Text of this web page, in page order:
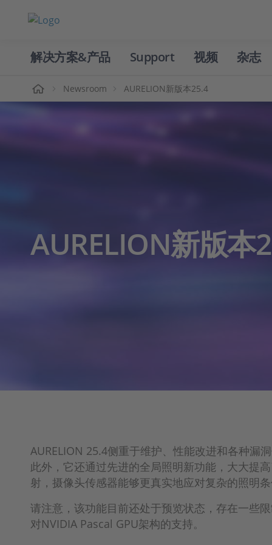
解决方案&产品 Support 视频 杂志
Newsroom AURELION新版本25.4
AURELION新版本
AURELION 25.4侧重于维护、性能改进和各种漏
此外，它还通过先进的全局照明新功能，大大提
射，摄像头传感器能够更真实地应对复杂的照明
请注意，该功能目前还处于预览状态，存在一些
对NVIDIA Pascal GPU架构的支持。